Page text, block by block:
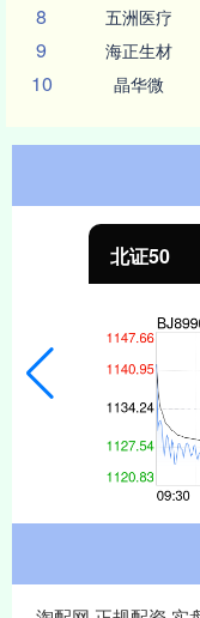
8 五洲医疗
9 海正生材
10 晶华微
北证50